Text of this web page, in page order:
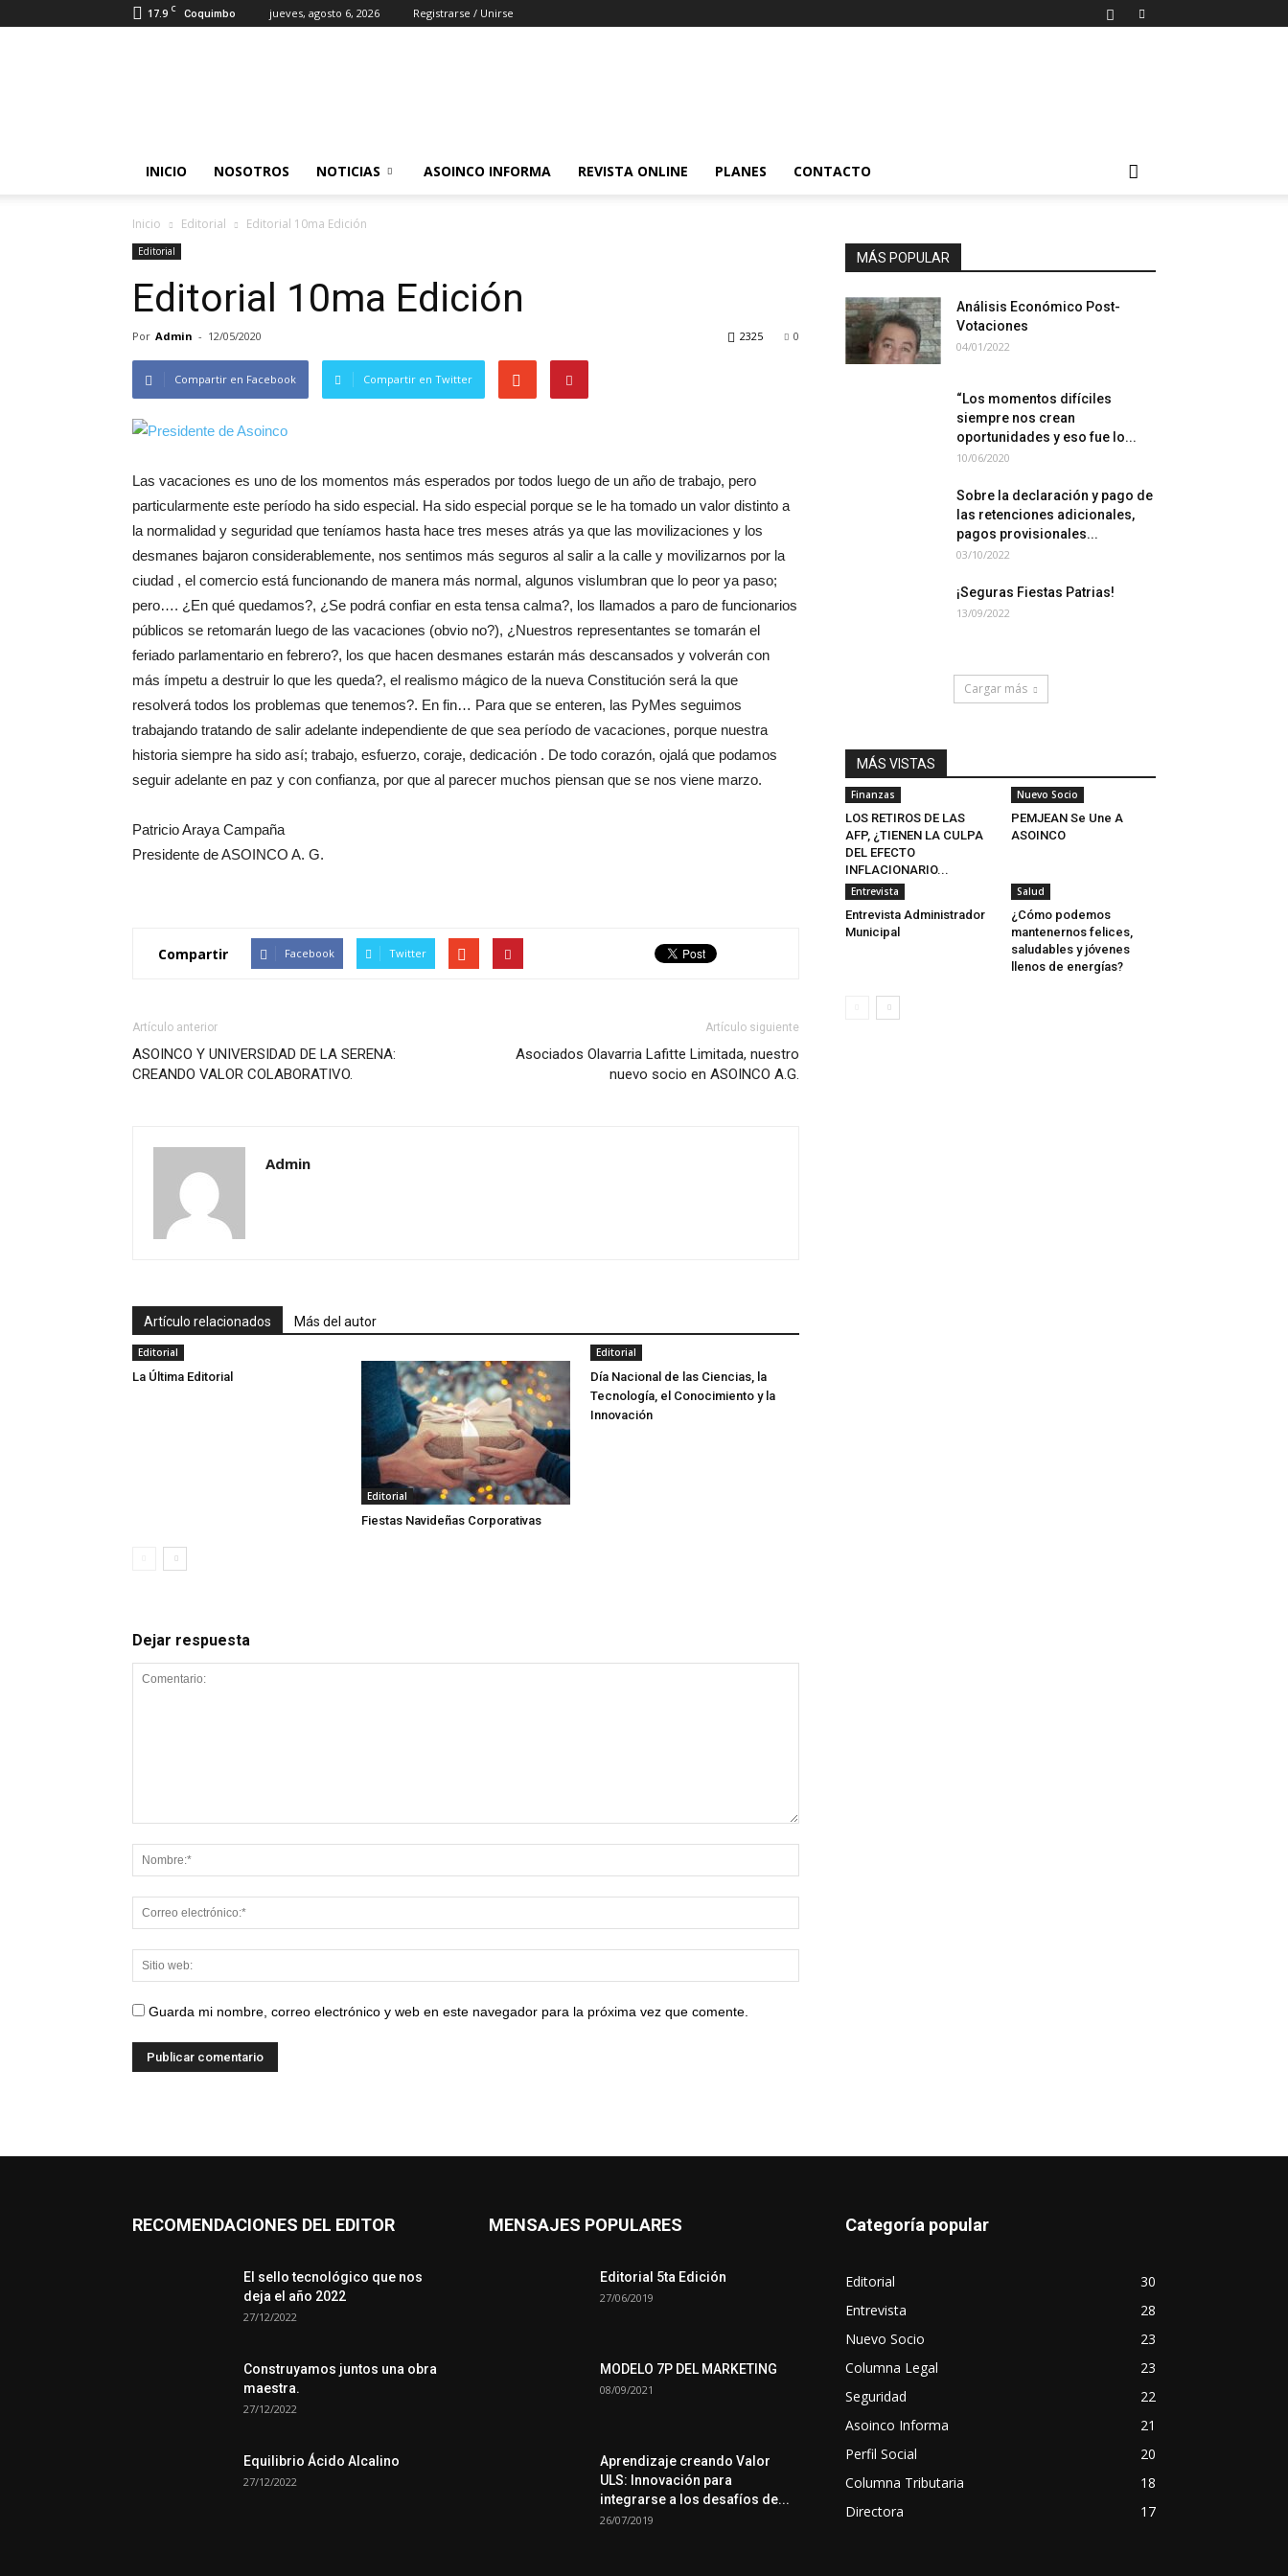
17.9 C Coquimbo jueves, agosto 6, 2026 Registrarse / Unirse
INICIO NOSOTROS NOTICIAS ASOINCO INFORMA REVISTA ONLINE PLANES CONTACTO
Inicio Editorial Editorial 10ma Edición
Editorial
Editorial 10ma Edición
Por Admin - 12/05/2020 0
2325
Compartir en Facebook Compartir en Twitter
Las vacaciones es uno de los momentos más esperados por todos luego de un año de trabajo, pero
particularmente este período ha sido especial. Ha sido especial porque se le ha tomado un valor distinto a
la normalidad y seguridad que teníamos hasta hace tres meses atrás ya que las movilizaciones y los
desmanes bajaron considerablemente, nos sentimos más seguros al salir a la calle y movilizarnos por la
ciudad , el comercio está funcionando de manera más normal, algunos vislumbran que lo peor ya paso;
pero…. ¿En qué quedamos?, ¿Se podrá confiar en esta tensa calma?, los llamados a paro de funcionarios
públicos se retomarán luego de las vacaciones (obvio no?), ¿Nuestros representantes se tomarán el
feriado parlamentario en febrero?, los que hacen desmanes estarán más descansados y volverán con
más ímpetu a destruir lo que les queda?, el realismo mágico de la nueva Constitución será la que
resolverá todos los problemas que tenemos?. En fin… Para que se enteren, las PyMes seguimos
trabajando tratando de salir adelante independiente de que sea período de vacaciones, porque nuestra
historia siempre ha sido así; trabajo, esfuerzo, coraje, dedicación . De todo corazón, ojalá que podamos
seguir adelante en paz y con confianza, por que al parecer muchos piensan que se nos viene marzo.
Patricio Araya Campaña
Presidente de ASOINCO A. G.
Compartir Facebook Twitter
Artículo anterior
ASOINCO Y UNIVERSIDAD DE LA SERENA:
CREANDO VALOR COLABORATIVO.
Artículo siguiente
Asociados Olavarria Lafitte Limitada, nuestro
nuevo socio en ASOINCO A.G.
Admin
Artículo relacionados Más del autor
Editorial
La Última Editorial
Editorial
Fiestas Navideñas Corporativas
Editorial
Día Nacional de las Ciencias, la
Tecnología, el Conocimiento y la
Innovación
Dejar respuesta
Guarda mi nombre, correo electrónico y web en este navegador para la próxima vez que comente.
MÁS POPULAR
Análisis Económico Post-
Votaciones
04/01/2022
“Los momentos difíciles
siempre nos crean
oportunidades y eso fue lo...
10/06/2020
Sobre la declaración y pago de
las retenciones adicionales,
pagos provisionales...
03/10/2022
¡Seguras Fiestas Patrias!
13/09/2022
Cargar más
MÁS VISTAS
Finanzas
LOS RETIROS DE LAS
AFP, ¿TIENEN LA CULPA
DEL EFECTO
INFLACIONARIO...
Nuevo Socio
PEMJEAN Se Une A
ASOINCO
Entrevista
Entrevista Administrador
Municipal
Salud
¿Cómo podemos
mantenernos felices,
saludables y jóvenes
llenos de energías?
RECOMENDACIONES DEL EDITOR
El sello tecnológico que nos
deja el año 2022
27/12/2022
Construyamos juntos una obra
maestra.
27/12/2022
Equilibrio Ácido Alcalino
27/12/2022
MENSAJES POPULARES
Editorial 5ta Edición
27/06/2019
MODELO 7P DEL MARKETING
08/09/2021
Aprendizaje creando Valor
ULS: Innovación para
integrarse a los desafíos de...
26/07/2019
Categoría popular
Editorial
30
Entrevista
28
Nuevo Socio
23
Columna Legal
23
Seguridad
22
Asoinco Informa
21
Perfil Social
20
Columna Tributaria
18
Directora
17